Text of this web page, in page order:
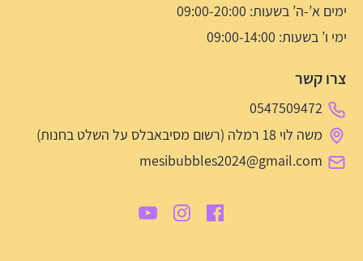
ימים א’-ה’ בשעות: 09:00-20:00
ימי ו’ בשעות: 09:00-14:00
צרו קשר
0547509472
משה לוי 18 רמלה (רשום מסיבאבלס על השלט בחנות)
mesibubbles2024@gmail.com